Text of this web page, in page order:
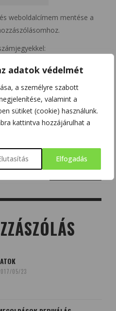
adatok védelmét
a személyre szabott
valamint a
sütiket (cookie) használunk.
kattintva hozzájárulhat a
Elfogadás
weboldalcímem mentése a
05/23